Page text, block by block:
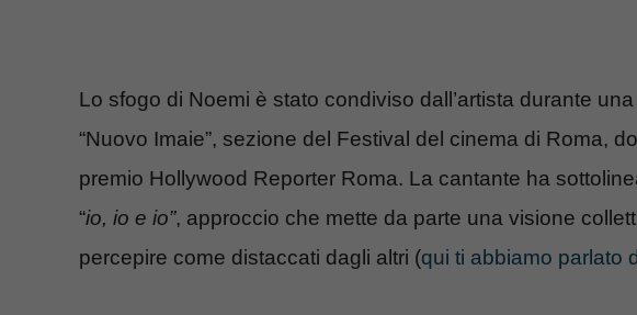
Lo sfogo di Noemi è stato condiviso dall’artista durante
“Nuovo Imaie”, sezione del Festival del cinema di Roma,
premio Hollywood Reporter Roma. La cantante ha
“io, io e io”, approccio che mette da parte una visione
percepire come distaccati dagli altri (qui ti abbiamo parlato